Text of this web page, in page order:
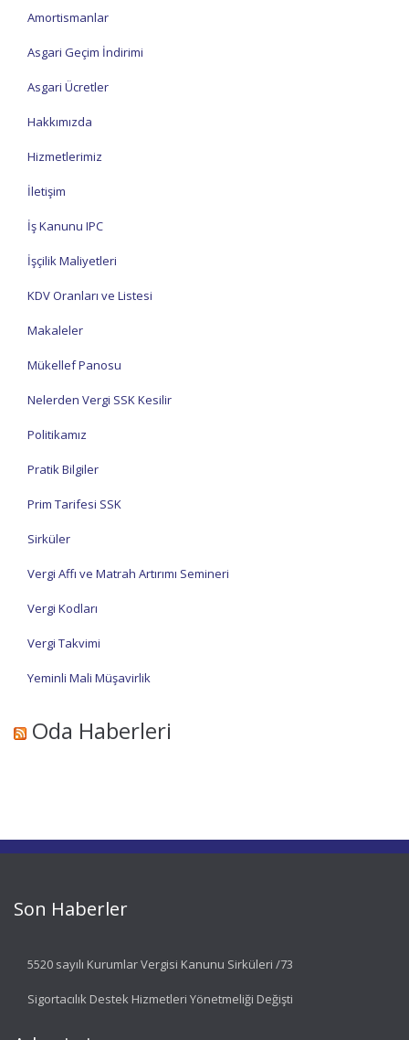
Amortismanlar
Asgari Geçim İndirimi
Asgari Ücretler
Hakkımızda
Hizmetlerimiz
İletişim
İş Kanunu IPC
İşçilik Maliyetleri
KDV Oranları ve Listesi
Makaleler
Mükellef Panosu
Nelerden Vergi SSK Kesilir
Politikamız
Pratik Bilgiler
Prim Tarifesi SSK
Sirküler
Vergi Affı ve Matrah Artırımı Semineri
Vergi Kodları
Vergi Takvimi
Yeminli Mali Müşavirlik
Oda Haberleri
Son Haberler
5520 sayılı Kurumlar Vergisi Kanunu Sirküleri /73
Sigortacılık Destek Hizmetleri Yönetmeliği Değişti